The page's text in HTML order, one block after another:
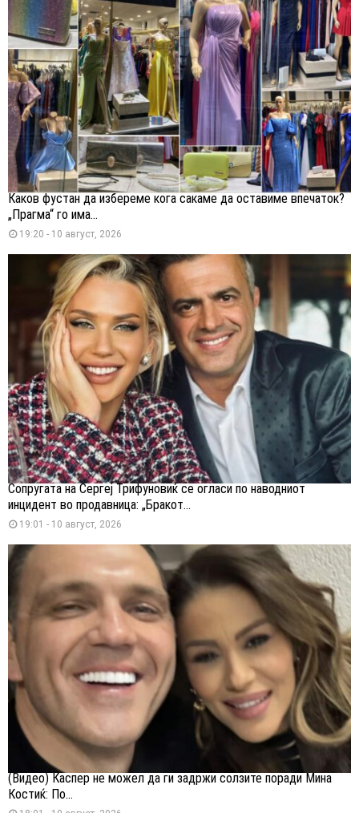
Каков фустан да избереме кога сакаме да оставиме впечаток?
„Прагма“ го има...
19:20 - 10 август, 2026
Сопругата на Сергеј Трифуновиќ се огласи по наводниот
инцидент во продавница: „Бракот...
19:01 - 10 август, 2026
(Видео) Каспер не можел да ги задржи солзите поради Мина
Костиќ: По...